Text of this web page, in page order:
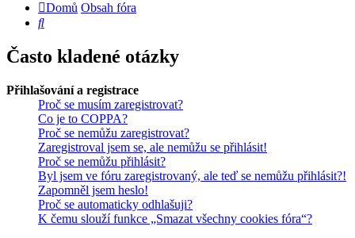
Domů Obsah fóra
Hledat
Často kladené otázky
Přihlašování a registrace
Proč se musím zaregistrovat?
Co je to COPPA?
Proč se nemůžu zaregistrovat?
Zaregistroval jsem se, ale nemůžu se přihlásit!
Proč se nemůžu přihlásit?
Byl jsem ve fóru zaregistrovaný, ale teď se nemůžu přihlásit?!
Zapomněl jsem heslo!
Proč se automaticky odhlašuji?
K čemu slouží funkce „Smazat všechny cookies fóra“?